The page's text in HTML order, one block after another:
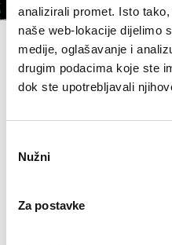
analizirali promet. Isto
naše web-lokacije dijelimo
medije, oglašavanje i
drugim podacima koje ste
dok ste upotrebljavali
pristanka
Nužni
Za postavke
SMART COOL
SMART COOL tarifa za mlade
mjesečnu naknadu!
Internet u svakom trenutku
Potpiši ugovor na 24 mjeseca i
mjesečno tijekom trajanja